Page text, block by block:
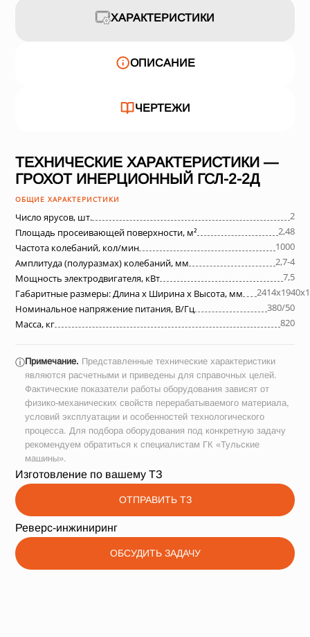
ХАРАКТЕРИСТИКИ
ОПИСАНИЕ
ЧЕРТЕЖИ
ТЕХНИЧЕСКИЕ ХАРАКТЕРИСТИКИ —
ГРОХОТ ИНЕРЦИОННЫЙ ГСЛ-2-2Д
ОБЩИЕ ХАРАКТЕРИСТИКИ
Число ярусов, шт.
2
Площадь просеивающей поверхности, м²
2,48
Частота колебаний, кол/мин
1000
Амплитуда (полуразмах) колебаний, мм
2,7-4
Мощность электродвигателя, кВт
7,5
Габаритные размеры: Длина х Ширина х Высота, мм
Номинальное напряжение питания, В/Гц
380/50
Масса, кг
820
ⓘПримечание. Представленные технические характеристики
являются расчетными и приведены для справочных целей.
Фактические показатели работы оборудования зависят от
физико-механических свойств перерабатываемого материала,
условий эксплуатации и особенностей технологического
процесса. Для подбора оборудования под конкретную задачу
рекомендуем обратиться к специалистам ГК «Тульские
машины».
Изготовление по вашему ТЗ
ОТПРАВИТЬ ТЗ
Реверс-инжиниринг
ОБСУДИТЬ ЗАДАЧУ